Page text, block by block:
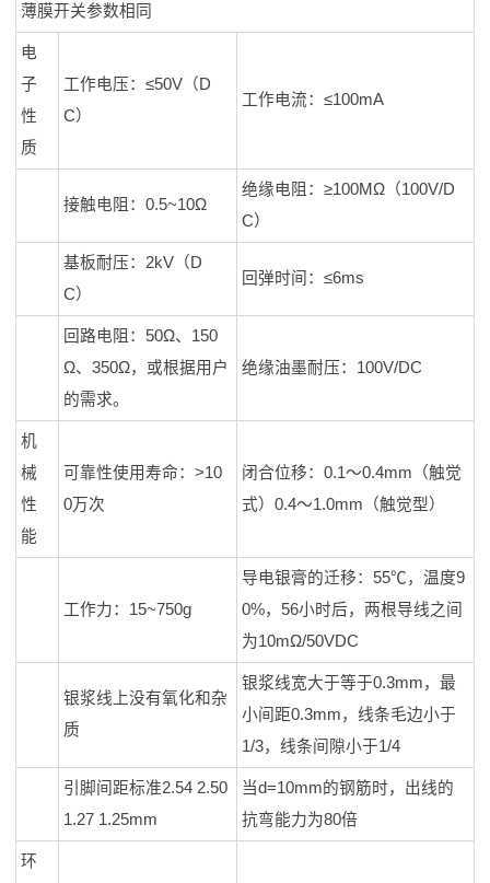
薄膜开关参数相同
电
子
性
质
工作电压：≤50V（D
C）
工作电流：≤100mA
接触电阻：0.5~10Ω
绝缘电阻：≥100MΩ（100V/D
C）
基板耐压：2kV（D
C）
回弹时间：≤6ms
回路电阻：50Ω、150
Ω、350Ω，或根据用户
的需求。
绝缘油墨耐压：100V/DC
机
械
性
能
可靠性使用寿命：>10
0万次
闭合位移：0.1～0.4mm（触觉
式）0.4～1.0mm（触觉型）
工作力：15~750g
导电银膏的迁移：55℃，温度9
0%，56小时后，两根导线之间
为10mΩ/50VDC
银浆线上没有氧化和杂
质
银浆线宽大于等于0.3mm，最
小间距0.3mm，线条毛边小于
1/3，线条间隙小于1/4
引脚间距标准2.54 2.50
1.27 1.25mm
当d=10mm的钢筋时，出线的
抗弯能力为80倍
环